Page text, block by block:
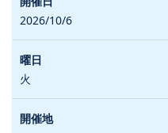
2026/10/6
火